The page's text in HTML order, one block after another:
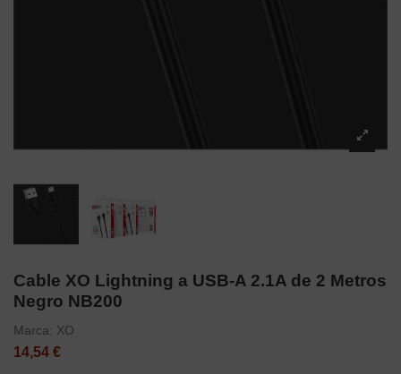
Cable XO Lightning a USB-A 2.1A de 2 Metros
Negro NB200
Marca: XO
14,54 €